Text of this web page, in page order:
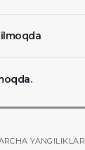
YANGILIKLAR